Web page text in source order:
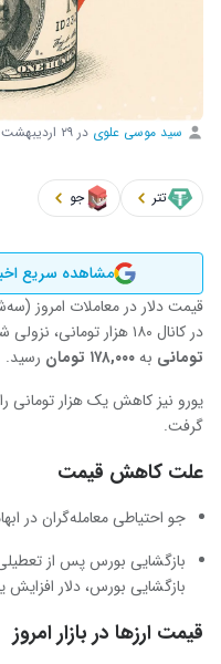
سید موسی علوی در ۲۹ اردیبهشت ۱۴۰۵
تتر جو
مشاهده سریع
در کانال ۱۸۰ هزار تومانی، نزولی شد. اسکناس آمریکایی با کاهش
تومانی به۱۷۸,۰۰۰ تومان
رسید.
یورو نیز کاهش یک هزار تومانی
گرفت.
علت کاهش قیمت
جو احتیاطی معامله‌گران در
بازگشایی بورس، دلار افزایش
قیمت ارزها در بازار امروز